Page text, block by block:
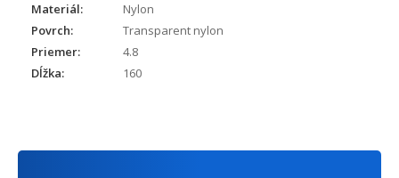
Materiál:
Nylon
Povrch:
Transparent nylon
Priemer:
4.8
Dĺžka:
160